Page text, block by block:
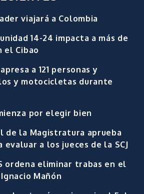
viajará a Colombia
14-24 impacta a más de
el Cibao
a 121 personas y
y motocicletas durante
por elegir bien
de la Magistratura aprueba
evaluar a los jueces de la SCJ
ordena eliminar trabas en el
Mañón